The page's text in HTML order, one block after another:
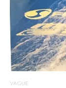
VAGUE